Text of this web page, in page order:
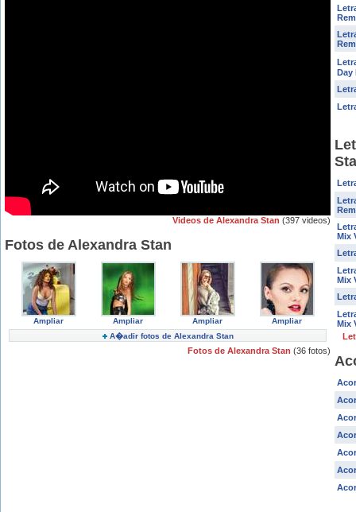
Videos de Alexandra Stan (397 videos)
Fotos de Alexandra Stan
Ampliar Ampliar Ampliar
Ampliar
A�adir fotos de Alexandra Stan
Fotos de Alexandra Stan (36 fotos)
Day
Mix
Mix
Mix